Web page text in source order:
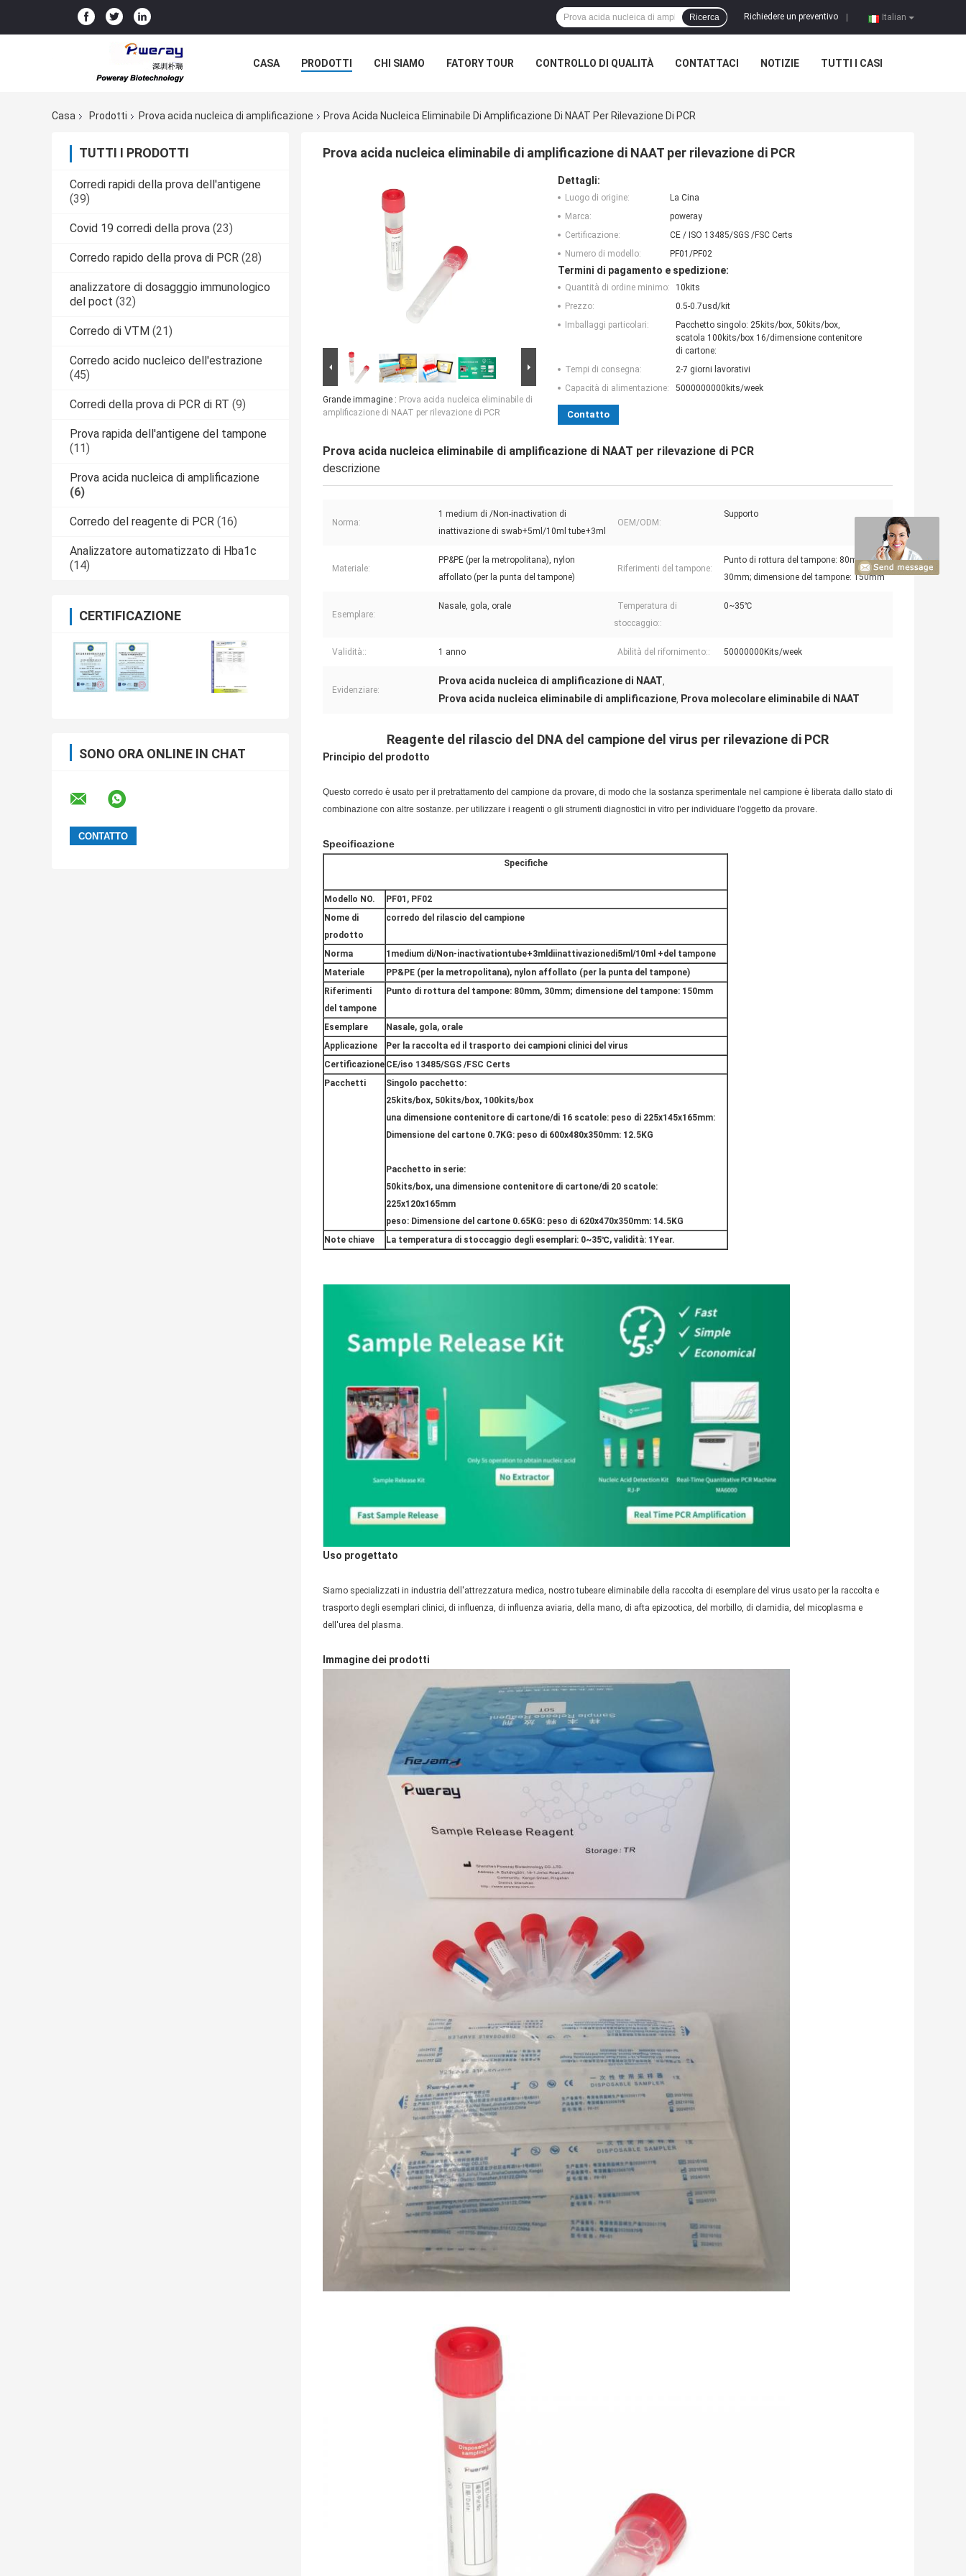
Lasciate un messaggio
Ti richiameremo presto!
INVIA
Italian
Richiedere un preventivo
Ricerca
CASA PRODOTTI CHI SIAMO FATORY TOUR CONTROLLO DI QUALITÀ CONTATTACI NOTIZIE TUTTI I CASI
Casa Prodotti Prova acida nucleica di amplificazione Prova Acida Nucleica Eliminabile Di Amplificazione Di NAAT Per Rilevazione Di PCR
TUTTI I PRODOTTI
Corredi rapidi della prova dell'antigene
(39)
Covid 19 corredi della prova (23)
Corredo rapido della prova di PCR (28)
analizzatore di dosagggio immunologico
del poct (32)
Corredo di VTM (21)
Corredo acido nucleico dell'estrazione
(45)
Corredi della prova di PCR di RT (9)
Prova rapida dell'antigene del tampone
(11)
Prova acida nucleica di amplificazione
(6)
Corredo del reagente di PCR (16)
Analizzatore automatizzato di Hba1c
(14)
CERTIFICAZIONE
SONO ORA ONLINE IN CHAT
Prova acida nucleica eliminabile di amplificazione di NAAT per rilevazione di PCR
Grande immagine : Prova acida nucleica eliminabile di
amplificazione di NAAT per rilevazione di PCR
Dettagli:
Luogo di origine:
La Cina
Marca:
poweray
Certificazione:
CE / ISO 13485/SGS /FSC Certs
Numero di modello:
PF01/PF02
Termini di pagamento e spedizione:
Quantità di ordine minimo:
10kits
Prezzo:
0.5-0.7usd/kit
Imballaggi particolari:
Pacchetto singolo: 25kits/box, 50kits/box,
scatola 100kits/box 16/dimensione contenitore
di cartone:
Tempi di consegna:
2-7 giorni lavorativi
Capacità di alimentazione:
5000000000kits/week
Contatto
Prova acida nucleica eliminabile di amplificazione di NAAT per rilevazione di PCR
descrizione
Norma:
1 medium di /Non-inactivation di
inattivazione di swab+5ml/10ml tube+3ml
OEM/ODM:
Supporto
Materiale:
PP&PE (per la metropolitana), nylon
affollato (per la punta del tampone)
Riferimenti del tampone:
Punto di rottura del tampone: 80mm,
30mm; dimensione del tampone: 150mm
Esemplare:
Nasale, gola, orale
Temperatura di
stoccaggio::
0~35℃
Validità:: 1 anno Abilità del rifornimento:: 50000000Kits/week
Evidenziare:
Prova acida nucleica di amplificazione di NAAT,
Prova acida nucleica eliminabile di amplificazione, Prova molecolare eliminabile di NAAT
Reagente del rilascio del DNA del campione del virus per rilevazione di PCR
Principio del prodotto
Questo corredo è usato per il pretrattamento del campione da provare, di modo che la sostanza sperimentale nel campione è liberata dallo stato di
combinazione con altre sostanze. per utilizzare i reagenti o gli strumenti diagnostici in vitro per individuare l'oggetto da provare.
Specificazione
Specifiche
Modello NO.
PF01, PF02
Nome di
prodotto
corredo del rilascio del campione
Norma
1medium di/Non-inactivationtube+3mldiinattivazionedi5ml/10ml +del tampone
Materiale
PP&PE (per la metropolitana), nylon affollato (per la punta del tampone)
Riferimenti
del tampone
Punto di rottura del tampone: 80mm, 30mm; dimensione del tampone: 150mm
Esemplare
Nasale, gola, orale
Applicazione
Per la raccolta ed il trasporto dei campioni clinici del virus
Certificazione CE/iso 13485/SGS /FSC Certs
Pacchetti
Singolo pacchetto:
25kits/box, 50kits/box, 100kits/box
una dimensione contenitore di cartone/di 16 scatole: peso di 225x145x165mm:
Dimensione del cartone 0.7KG: peso di 600x480x350mm: 12.5KG
Pacchetto in serie:
50kits/box, una dimensione contenitore di cartone/di 20 scatole:
225x120x165mm
peso: Dimensione del cartone 0.65KG: peso di 620x470x350mm: 14.5KG
Note chiave
La temperatura di stoccaggio degli esemplari: 0~35℃, validità: 1Year.
Uso progettato
Siamo specializzati in industria dell'attrezzatura medica, nostro tubeare eliminabile della raccolta di esemplare del virus usato per la raccolta e
trasporto degli esemplari clinici, di influenza, di influenza aviaria, della mano, di afta epizootica, del morbillo, di clamidia, del micoplasma e
dell'urea del plasma.
Immagine dei prodotti